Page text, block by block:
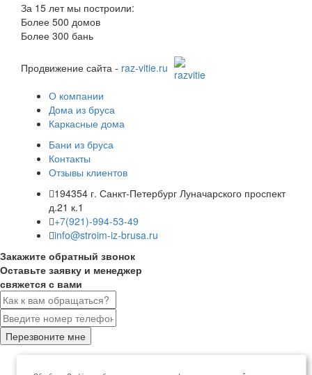
За 15 лет мы построили:
Более 500 домов
Более 300 бань
Продвижение сайта - raz-vitie.ru
О компании
Дома из бруса
Каркасные дома
Бани из бруса
Контакты
Отзывы клиентов
194354 г. Санкт-Петербург Луначарского проспект
д.21 к.1
+7(921)-994-53-49
info@stroim-iz-brusa.ru
Закажите обратный звонок
Оставьте заявку и менеджер
свяжется с вами
Перезвоните мне